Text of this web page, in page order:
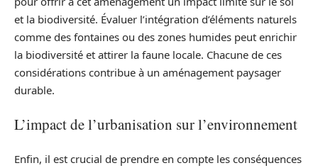
et la biodiversité. Évaluer l’intégration d’éléments naturels
comme des fontaines ou des zones humides peut enrichir
la biodiversité et attirer la faune locale. Chacune de ces
considérations contribue à un aménagement paysager
durable.
L’impact de l’urbanisation sur l’environnement
Enfin, il est crucial de prendre en compte les conséquences